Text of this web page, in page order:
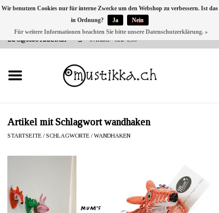
VERSANDKOSTEN 0 CHF INNERHALB CH | INT. VERSAND ÜBER
INFO@MUSTIKKA.CH
0 Artikel - CHF 0,00
NEU BEI UNS
SHOP - A PIECE OF
FINLAND FOR YOU
Artikel mit Schlagwort wandhaken
STARTSEITE /SCHLAGWORTE /WANDHAKEN
Wir benutzen Cookies nur für interne Zwecke um den Webshop zu verbessern. Ist das
in Ordnung?
Ja
Nein
Für weitere Informationen beachten Sie bitte unsere Datenschutzerklärung. »